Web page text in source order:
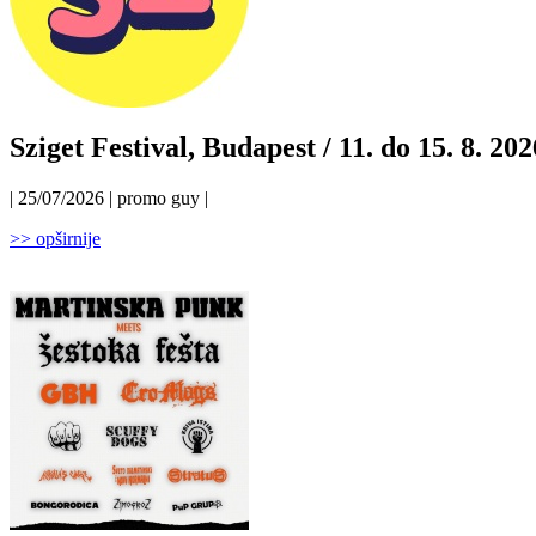
Sziget Festival, Budapest / 11. do 15. 8.
| 25/07/2026 | promo guy |
>> opširnije